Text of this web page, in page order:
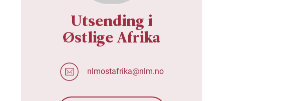
Utsending i
Østlige Afrika
nlmostafrika@nlm.no